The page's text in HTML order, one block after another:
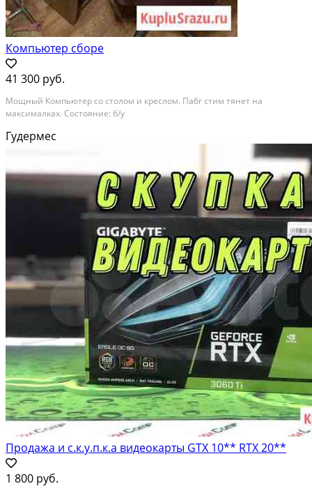
Компьютер сборе
41 300 руб.
Мощный Компьютер со столом и креслом. Пабг стим тянет на
максималках. Состояние: б/у
Гудермес
Продажа и с.к.у.п.к.а видеокарты GTX 10** RTX 20**
1 800 руб.